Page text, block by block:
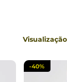
Visualização
-40%